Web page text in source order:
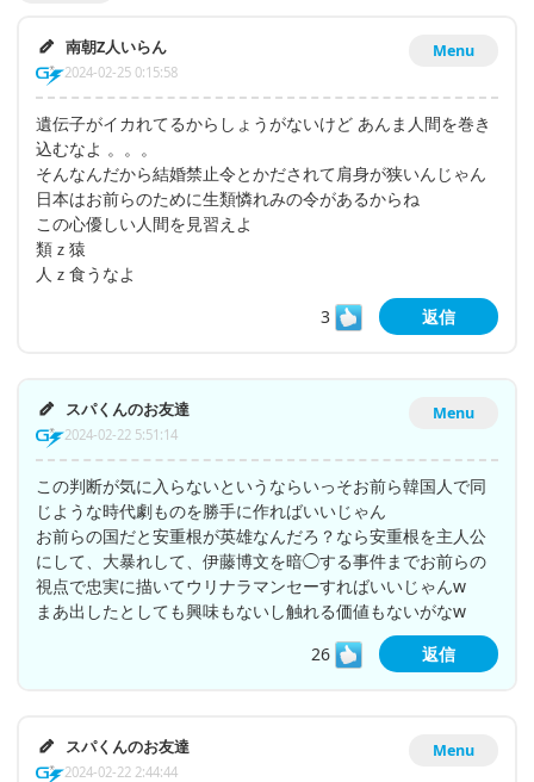
Menu
南朝Z人いらん
2024-02-25 0:15:58
遺伝子がイカれてるからしょうがないけど あんま人間を巻き
込むなよ 。。。
そんなんだから結婚禁止令とかだされて肩身が狭いんじゃん
日本はお前らのために生類憐れみの令があるからね
この心優しい人間を見習えよ
類ｚ猿
人ｚ食うなよ
3
返信
Menu
スパくんのお友達
2024-02-22 5:51:14
この判断が気に入らないというならいっそお前ら韓国人で同
じような時代劇ものを勝手に作ればいいじゃん
お前らの国だと安重根が英雄なんだろ？なら安重根を主人公
にして、大暴れして、伊藤博文を暗◯する事件までお前らの
視点で忠実に描いてウリナラマンセーすればいいじゃんw
まあ出したとしても興味もないし触れる価値もないがなw
26
返信
Menu
スパくんのお友達
2024-02-22 2:44:44